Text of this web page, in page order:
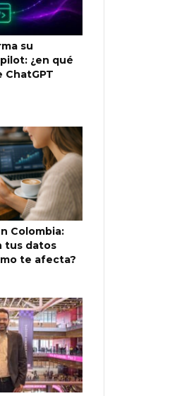
su
¿en qué
Colombia:
tus datos
te afecta?